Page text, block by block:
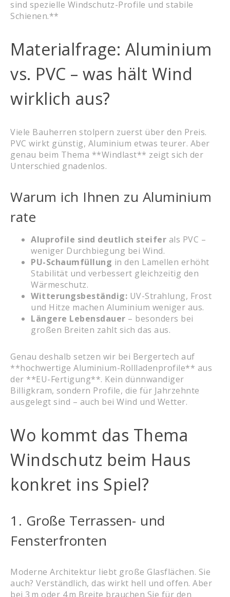
sind spezielle Windschutz-Profile und stabile
Schienen.**
Materialfrage: Aluminium
vs. PVC – was hält Wind
wirklich aus?
Viele Bauherren stolpern zuerst über den Preis.
PVC wirkt günstig, Aluminium etwas teurer. Aber
genau beim Thema **Windlast** zeigt sich der
Unterschied gnadenlos.
Warum ich Ihnen zu Aluminium
rate
Aluprofile sind deutlich steifer als PVC –
weniger Durchbiegung bei Wind.
PU-Schaumfüllung in den Lamellen erhöht
Stabilität und verbessert gleichzeitig den
Wärmeschutz.
Witterungsbeständig: UV-Strahlung, Frost
und Hitze machen Aluminium weniger aus.
Längere Lebensdauer – besonders bei
großen Breiten zahlt sich das aus.
Genau deshalb setzen wir bei Bergertech auf
**hochwertige Aluminium-Rollladenprofile** aus
der **EU-Fertigung**. Kein dünnwandiger
Billigkram, sondern Profile, die für Jahrzehnte
ausgelegt sind – auch bei Wind und Wetter.
Wo kommt das Thema
Windschutz beim Haus
konkret ins Spiel?
1. Große Terrassen- und
Fensterfronten
Moderne Architektur liebt große Glasflächen. Sie
auch? Verständlich, das wirkt hell und offen. Aber
bei 3 m oder 4 m Breite brauchen Sie für den